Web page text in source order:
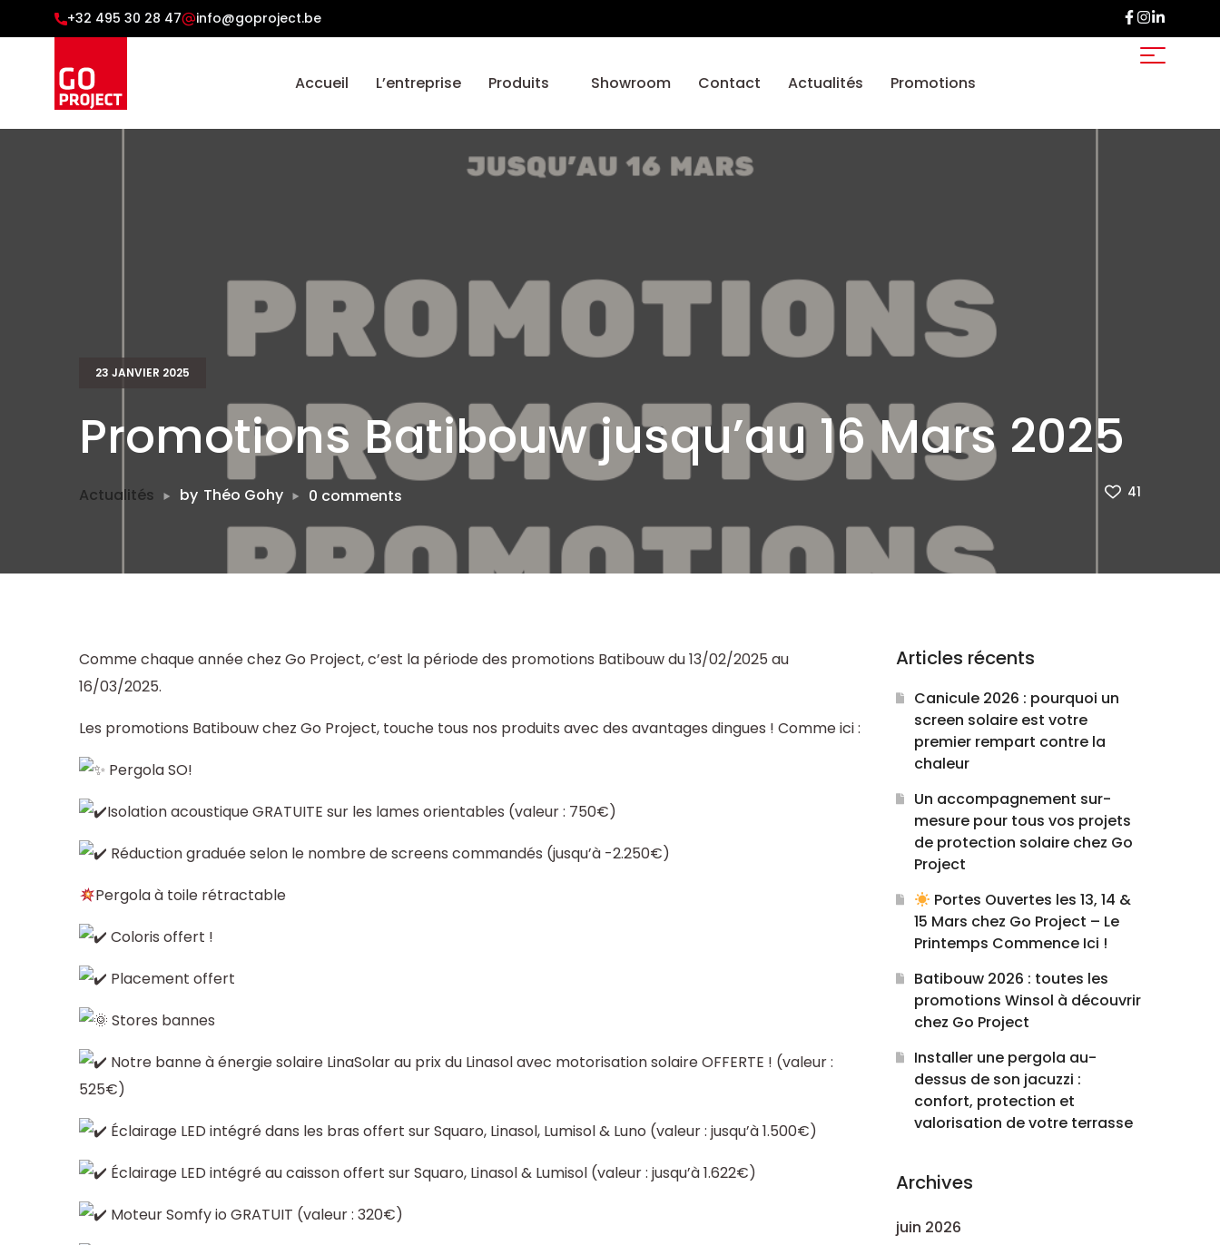
+32 495 30 28 47 info@goproject.be
Accueil L’entreprise Produits Showroom Contact Actualités Promotions
23 JANVIER 2025
Promotions Batibouw jusqu’au 16 Mars 2025
Actualités by Théo Gohy 0 comments 41
Comme chaque année chez Go Project, c’est la période des promotions Batibouw du 13/02/2025 au
16/03/2025.
Les promotions Batibouw chez Go Project, touche tous nos produits avec des avantages dingues ! Comme ici :
Pergola SO!
Isolation acoustique GRATUITE sur les lames orientables (valeur : 750€)
Réduction graduée selon le nombre de screens commandés (jusqu’à -2.250€)
Pergola à toile rétractable
Coloris offert !
Placement offert
Stores bannes
Notre banne à énergie solaire LinaSolar au prix du Linasol avec motorisation solaire OFFERTE ! (valeur :
525€)
Éclairage LED intégré dans les bras offert sur Squaro, Linasol, Lumisol & Luno (valeur : jusqu’à 1.500€)
Éclairage LED intégré au caisson offert sur Squaro, Linasol & Lumisol (valeur : jusqu’à 1.622€)
Moteur Somfy io GRATUIT (valeur : 320€)
Articles récents
Canicule 2026 : pourquoi un
screen solaire est votre
premier rempart contre la
chaleur
Un accompagnement sur-
mesure pour tous vos projets
de protection solaire chez Go
Project
Portes Ouvertes les 13, 14 &
15 Mars chez Go Project – Le
Printemps Commence Ici !
Batibouw 2026 : toutes les
promotions Winsol à découvrir
chez Go Project
Installer une pergola au-
dessus de son jacuzzi :
confort, protection et
valorisation de votre terrasse
Archives
juin 2026